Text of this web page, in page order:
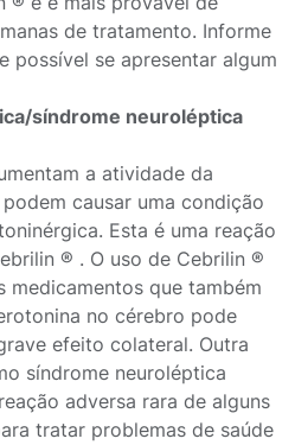
de tratamento. Informe
possível se apresentar algum
síndrome neuroléptica
a atividade da
causar uma condição
Esta é uma reação
® . O uso de Cebrilin ®
medicamentos que também
no cérebro pode
efeito colateral. Outra
síndrome neuroléptica
adversa rara de alguns
tratar problemas de saúde